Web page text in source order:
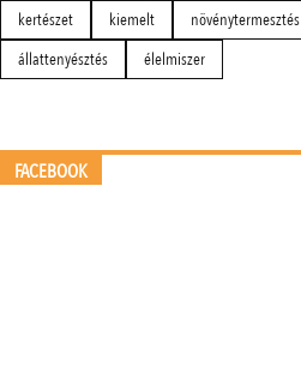
kertészet
kiemelt növénytermesztés
állattenyésztés
élelmiszer
FACEBOOK